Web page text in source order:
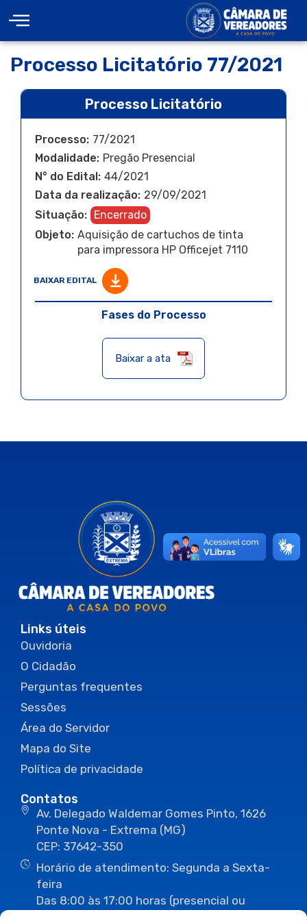
Processo Licitatório 77/2021
Processo Licitatório
Processo: 77/2021
Modalidade: Pregão Presencial
N° do Edital: 44/2021
Data da realização: 29/09/2021
Situação: Encerrado
Objeto: Aquisição de cartuchos de tinta
para impressora HP Officejet 7110
BAIXAR EDITAL
Fases do Processo
Baixar a ata
Links úteis
Ouvidoria
O Cidadão
Perguntas frequentes
Sessões
Área do Servidor
Mapa do Site
Política de privacidade
Contatos
Av. Delegado Waldemar Gomes Pinto, 1626
Ponte Nova - Extrema (MG)
CEP: 37642-350
Horário de atendimento: Segunda a Sexta-
feira
Das 8:00 às 17:00 horas (presencial ou